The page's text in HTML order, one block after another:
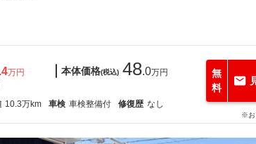
.4万円
本体価格(税込) 48.0万円
10.3万km 車検 車検整備付 修復歴 なし
無
料
※お